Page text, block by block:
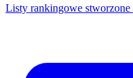
Listy rankingowe